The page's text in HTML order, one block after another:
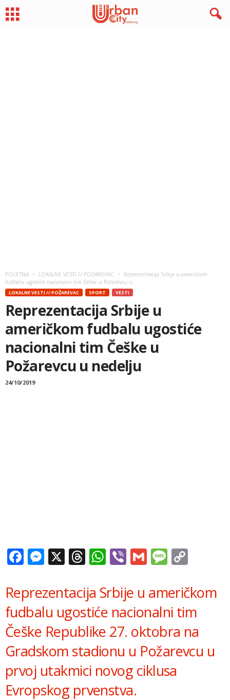
POČETNA LOKALNE VESTI // POŽAREVAC
Reprezentacija Srbije u američkom
fudbalu ugostiće nacionalni tim Češke u Požarevcu u...
LOKALNE VESTI // POŽAREVAC SPORT VESTI
Reprezentacija Srbije u
američkom fudbalu ugostiće
nacionalni tim Češke u
Požarevcu u nedelju
24/10/2019
Facebook
Messenger
X Threads
WhatsApp
ViberGmail
Reprezentacija Srbije u američkom
fudbalu ugostiće nacionalni tim
Češke Republike 27. oktobra na
Gradskom stadionu u Požarevcu u
prvoj utakmici novog ciklusa
Evropskog prvenstva.